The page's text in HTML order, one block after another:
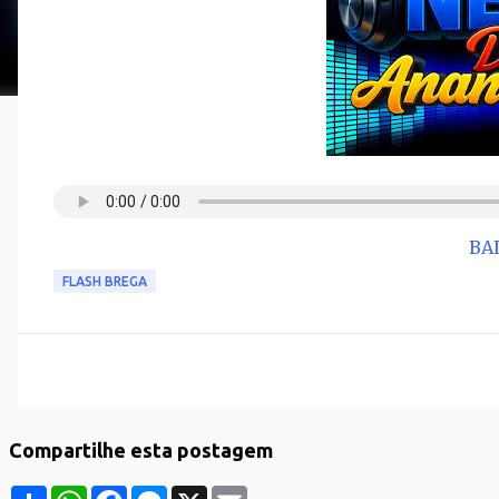
FLASH BREGA
Compartilhe esta postagem
S W F M X